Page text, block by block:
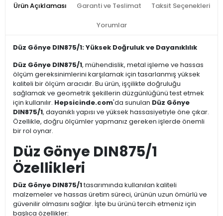
Ürün Açıklaması Garanti ve Teslimat Taksit Seçenekleri
Yorumlar
Düz Gönye DIN875/1: Yüksek Doğruluk ve Dayanıklılık
Düz Gönye DIN875/1, mühendislik, metal işleme ve hassas
ölçüm gereksinimlerini karşılamak için tasarlanmış yüksek
kaliteli bir ölçüm aracıdır. Bu ürün, işçilikte doğruluğu
sağlamak ve geometrik şekillerin düzgünlüğünü test etmek
için kullanılır. Hepsicinde.com'da sunulan Düz Gönye
DIN875/1, dayanıklı yapısı ve yüksek hassasiyetiyle öne çıkar.
Özellikle, doğru ölçümler yapmanız gereken işlerde önemli
bir rol oynar.
Düz Gönye DIN875/1
Özellikleri
Düz Gönye DIN875/1tasarımında kullanılan kaliteli
malzemeler ve hassas üretim süreci, ürünün uzun ömürlü ve
güvenilir olmasını sağlar. İşte bu ürünü tercih etmeniz için
başlıca özellikler: